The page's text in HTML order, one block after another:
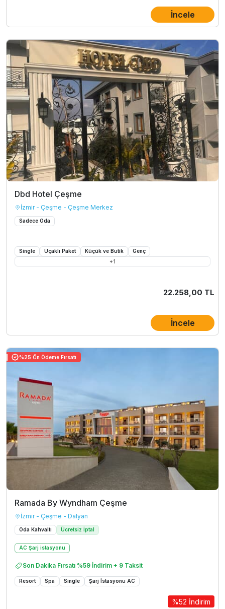
İncele
Dbd Hotel Çeşme
İzmir - Çeşme - Çeşme Merkez
Sadece Oda
Single Uçaklı Paket Küçük ve Butik
Genç
+1
22.258,00 TL
İncele
%25 Ön Ödeme Fırsatı
Ramada By Wyndham Çeşme
İzmir - Çeşme - Dalyan
Oda Kahvaltı Ücretsiz İptal
AC Şarj istasyonu
Son Dakika Fırsatı %59 İndirim + 9 Taksit
Resort Spa Single Şarj İstasyonu AC
%52 İndirim